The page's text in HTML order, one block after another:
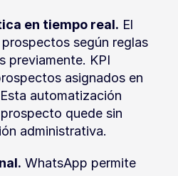
en tiempo real. El
según reglas
previamente. KPI
asignados en
automatización
quede sin
administrativa.
WhatsApp permite